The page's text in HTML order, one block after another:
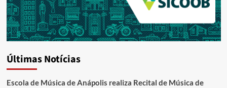
Últimas Notícias
Escola de Música de Anápolis realiza Recital de Música de